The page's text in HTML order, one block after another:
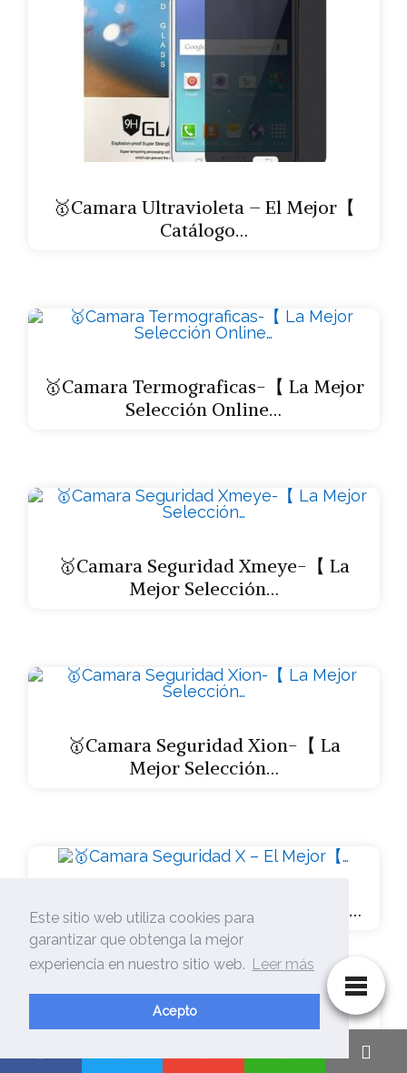
🥇Camara Ultravioleta – El Mejor【
Catálogo…
🥇Camara Termograficas-【 La Mejor
Selección Online…
🥇Camara Seguridad Xmeye-【 La
Mejor Selección…
🥇Camara Seguridad Xion-【 La
Mejor Selección…
🥇Camara Seguridad X – El Mejor【…
Este sitio web utiliza cookies para
garantizar que obtenga la mejor
experiencia en nuestro sitio web. Leer más
Acepto